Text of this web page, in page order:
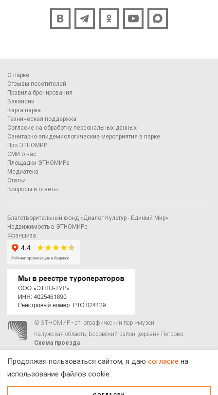
О парке
Отзывы посетителей
Правила бронирования
Вакансии
Карта парка
Техническая поддержка
Согласие на обработку персональных данных
Санитарно-эпидемиологические мероприятия в парке
Про ЭТНОМИР
СМИ о нас
Площадки ЭТНОМИРа
Медиатека
Статьи
Вопросы и ответы
Благотворительный фонд «Диалог Культур - Единый Мир»
Недвижимость в ЭТНОМИРе
Франшиза
© ЭТНОМИР - этнографический парк-музей
Калужская область, Боровский район, деревня Петрово.
Схема проезда
Продолжая пользоваться сайтом, я даю согласие на
использование файлов cookie.